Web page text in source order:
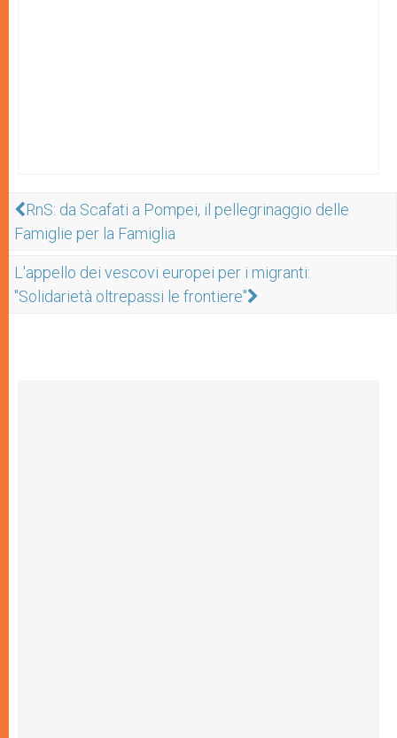
RnS: da Scafati a Pompei, il pellegrinaggio delle
Famiglie per la Famiglia
L'appello dei vescovi europei per i migranti:
"Solidarietà oltrepassi le frontiere"